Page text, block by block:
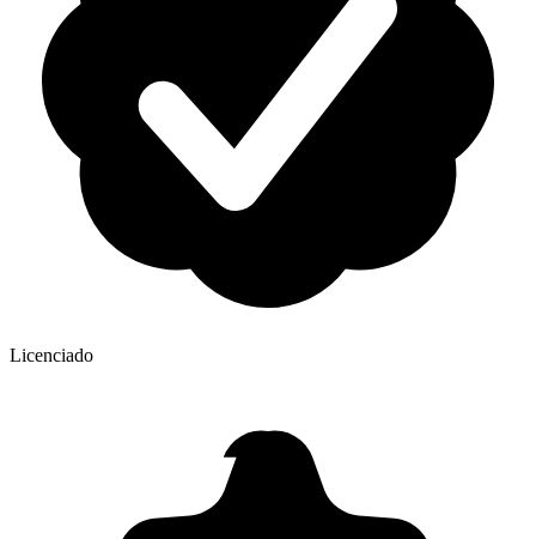
Licenciado